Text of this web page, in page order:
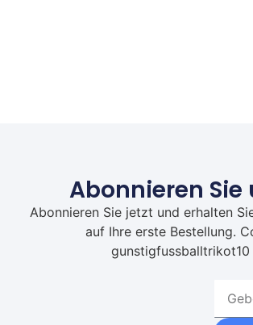
Abonnieren Sie
Abonnieren Sie jetzt und erhalten
auf Ihre erste Bestellung.
gunstigfussballtrikot10